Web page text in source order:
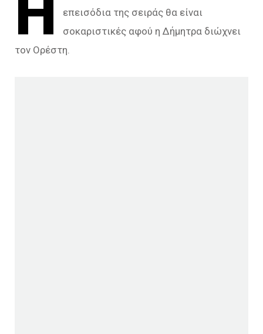
επεισόδια της σειράς θα είναι
σοκαριστικές αφού η Δήμητρα διώχνει
τον Ορέστη.